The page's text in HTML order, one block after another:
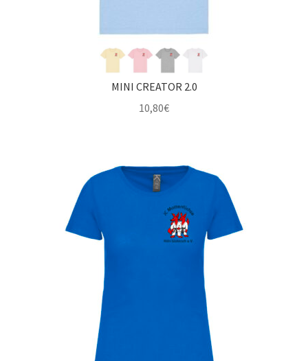
MINI CREATOR 2.0
10,80€